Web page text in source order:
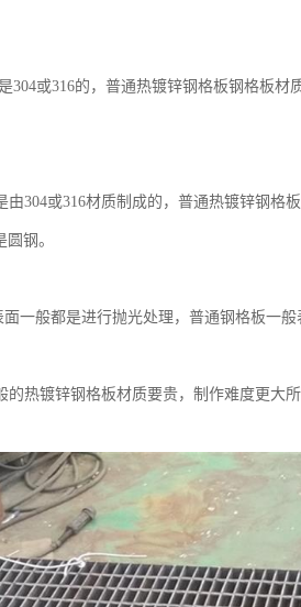
304或316的，普通热镀锌钢格板钢格板
304或316材质制成的，普通热镀锌钢格
钢。
一般都是进行抛光处理，普通钢格板一般
的热镀锌钢格板材质要贵，制作难度更大